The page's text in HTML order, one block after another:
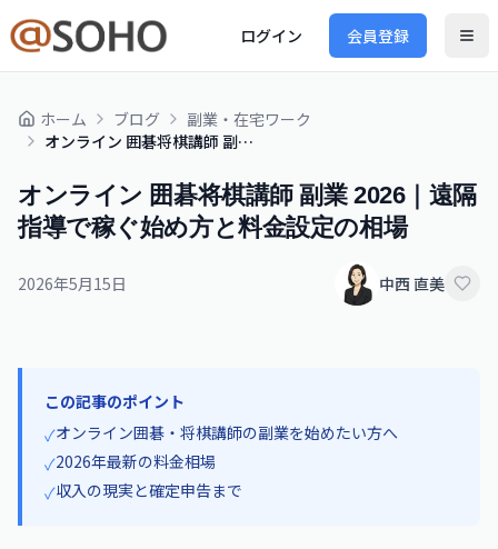
ログイン 会員登録
ホーム ブログ
副業・在宅ワーク
オンライン 囲碁将棋講師 副業 2026｜遠隔指導で稼ぐ始め方と料金設定の相場
オンライン 囲碁将棋講師 副業 2026｜遠隔
指導で稼ぐ始め方と料金設定の相場
2026年5月15日 中西 直美
この記事のポイント
✓オンライン囲碁・将棋講師の副業を始めたい方へ
✓2026年最新の料金相場
✓収入の現実と確定申告まで